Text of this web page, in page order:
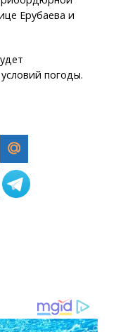
Ерубаева и
погоды.